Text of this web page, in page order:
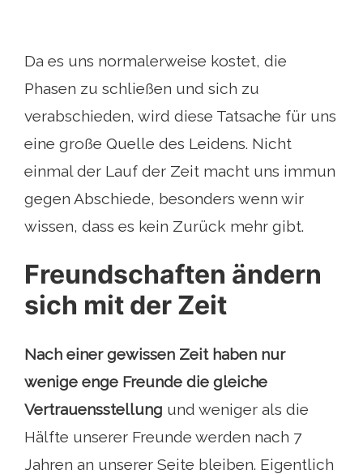
Da es uns normalerweise kostet, die
Phasen zu schließen und sich zu
verabschieden, wird diese Tatsache für uns
eine große Quelle des Leidens. Nicht
einmal der Lauf der Zeit macht uns immun
gegen Abschiede, besonders wenn wir
wissen, dass es kein Zurück mehr gibt.
Freundschaften ändern
sich mit der Zeit
Nach einer gewissen Zeit haben nur
wenige enge Freunde die gleiche
Vertrauensstellung und weniger als die
Hälfte unserer Freunde werden nach 7
Jahren an unserer Seite bleiben. Eigentlich